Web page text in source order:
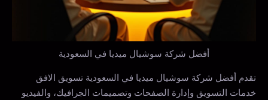
أفضل شركة سوشيال ميديا في السعودية
تقدم أفضل شركة سوشيال ميديا في السعودية تسويق الافق
خدمات التسويق وإدارة الصفحات وتصميمات الجرافيك، والفيديو